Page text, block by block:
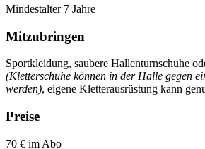
Mindestalter 7 Jahre
Mitzubringen
Sportkleidung, saubere Hallenturnschuhe
(Kletterschuhe können in der Halle gegen
werden), eigene Kletterausrüstung kann
Preise
70 € im Abo